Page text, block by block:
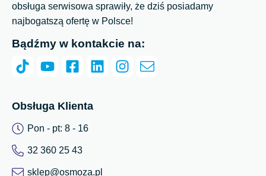
obsługa serwisowa sprawiły, że dziś posiadamy
najbogatszą ofertę w Polsce!
Bądźmy w kontakcie na:
Obsługa Klienta
Pon - pt: 8 - 16
32 360 25 43
sklep@osmoza.pl